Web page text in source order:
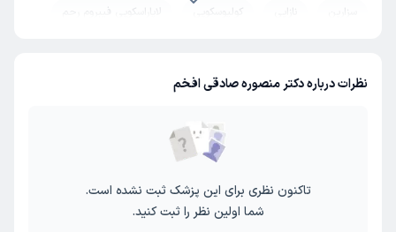
سزارین
نازایی کولپوسکوپی
لاپاراسکوپی فیبروم رحم
عمل تنگ کردن واژن (واژینوپلاستی)
نظرات درباره دکتر منصوره صادقی افخم
تاکنون نظری برای این پزشک ثبت نشده است.
شما اولین نظر را ثبت کنید.